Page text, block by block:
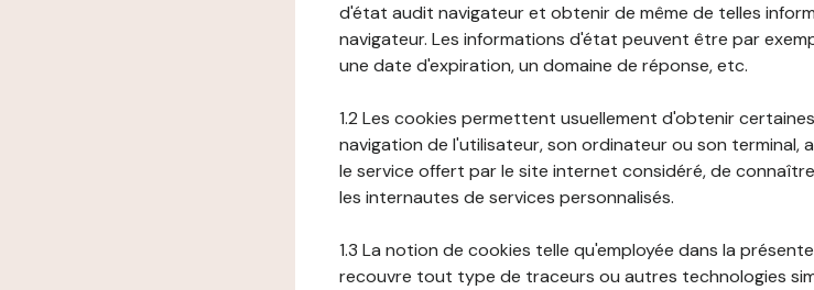
d'état audit navigateur et obtenir de même de telles
navigateur. Les informations d'état peuvent être par
une date d'expiration, un domaine de réponse, etc.
1.2 Les cookies permettent usuellement d'obtenir
navigation de l'utilisateur, son ordinateur ou son terminal,
le service offert par le site internet considéré, de
les internautes de services personnalisés.
1.3 La notion de cookies telle qu'employée dans la
recouvre tout type de traceurs ou autres technologies